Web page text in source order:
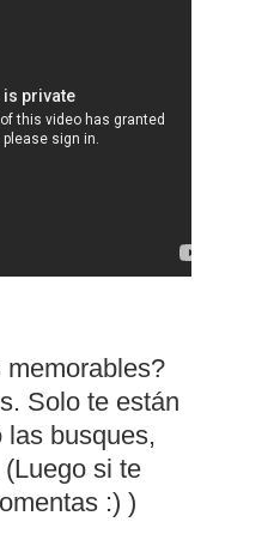
Solo te están
las busques,
(Luego si te
:) )